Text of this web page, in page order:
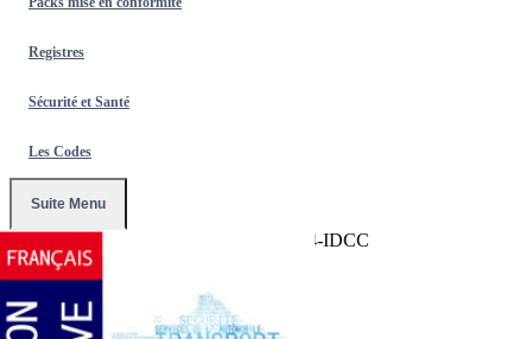
Registres
Sécurité et Santé
Les Codes
Suite Menu
Conventions Collectives 2174-IDCC